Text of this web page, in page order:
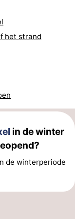
het strand
in de winter
de winterperiode